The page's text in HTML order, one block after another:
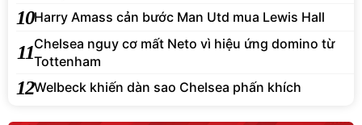
10Harry Amass cản bước Man Utd mua Lewis Hall
11Chelsea nguy cơ mất Neto vì hiệu ứng domino từ
Tottenham
12Welbeck khiến dàn sao Chelsea phấn khích